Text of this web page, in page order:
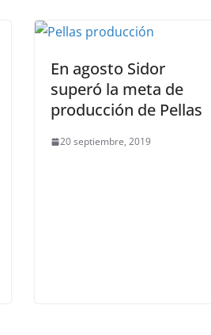
En agosto Sidor
superó la meta de
producción de Pellas
20 septiembre, 2019